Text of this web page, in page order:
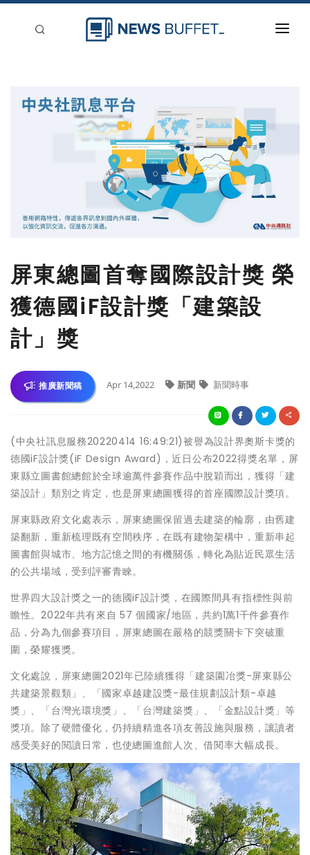
屏東總圖首奪國際設計獎 榮
獲德國iF設計獎「建築設
計」獎
推廣新聞稿 Apr 14,2022 新聞 新聞時事
(中央社訊息服務20220414 16:49:21)被譽為設計界奧斯卡獎的
德國iF設計獎(iF Design Award)，近日公布2022得獎名單，屏
東縣立圖書館總館於全球逾萬件參賽作品中脫穎而出，獲得「建
築設計」類別之肯定，也是屏東總圖獲得的首座國際設計獎項。
屏東縣政府文化處表示，屏東總圖保留過去建築的輪廓，由舊建
築翻新，重新梳理既有空間秩序，在既有建物架構中，重新串起
圖書館與城市、地方記憶之間的有機關係，轉化為貼近民眾生活
的公共場域，受到評審青睞。
世界四大設計獎之一的德國iF設計獎，在國際間具有指標性與前
瞻性。2022年共有來自 57 個國家/地區，共約1萬1千件參賽作
品，分為九個參賽項目，屏東總圖在嚴格的競獎關卡下突破重
圍，榮耀獲獎。
文化處說，屏東總圖2021年已陸續獲得「建築園冶獎-屏東縣公
共建築景觀類」、「國家卓越建設獎-最佳規劃設計類-卓越
獎」、「台灣光環境獎」、「台灣建築獎」、「金點設計獎」等
獎項。除了硬體優化，仍持續精進各項友善設施與服務，讓讀者
感受美好的閱讀日常，也使總圖進館人次、借閱率大幅成長。